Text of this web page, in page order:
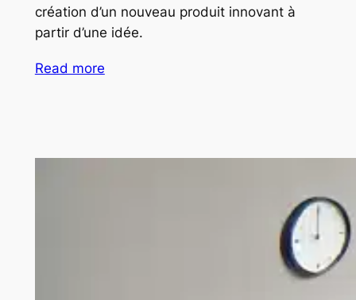
création d’un nouveau produit innovant à
partir d’une idée.
Read more